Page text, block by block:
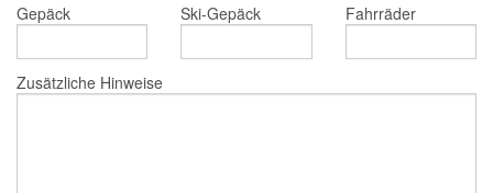
Gepäck Ski-Gepäck Fahrräder
Zusätzliche Hinweise